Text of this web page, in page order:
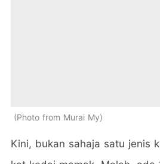
Photo from Murai My
Kini, bukan sahaja satu jenis